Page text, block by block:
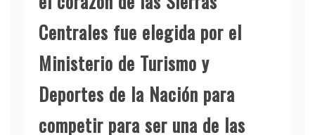
Centrales fue elegida por el
Ministerio de Turismo y
Deportes de la Nación para
competir para ser una de las